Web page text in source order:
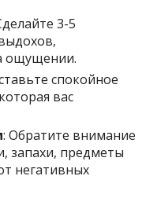
3-5
ощущении.
спокойное
вас
: Обратите внимание
запахи, предметы
негативных